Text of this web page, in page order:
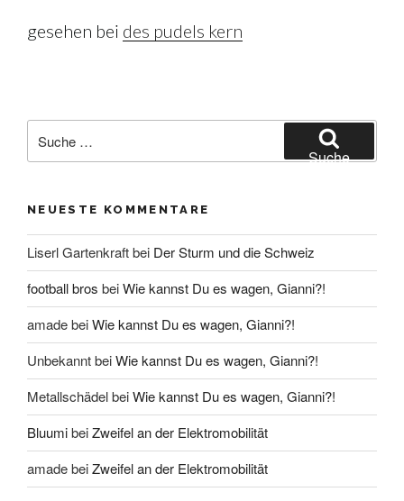
gesehen bei des pudels kern
nach:
Suche
NEUESTE KOMMENTARE
Liserl Gartenkraftbei Der Sturm und die Schweiz
football bros beiWie kannst Du es wagen, Gianni?!
amadebeiWie kannst Du es wagen, Gianni?!
UnbekanntbeiWie kannst Du es wagen, Gianni?!
MetallschädelbeiWie kannst Du es wagen, Gianni?!
BluumibeiZweifel an der Elektromobilität
amadebeiZweifel an der Elektromobilität